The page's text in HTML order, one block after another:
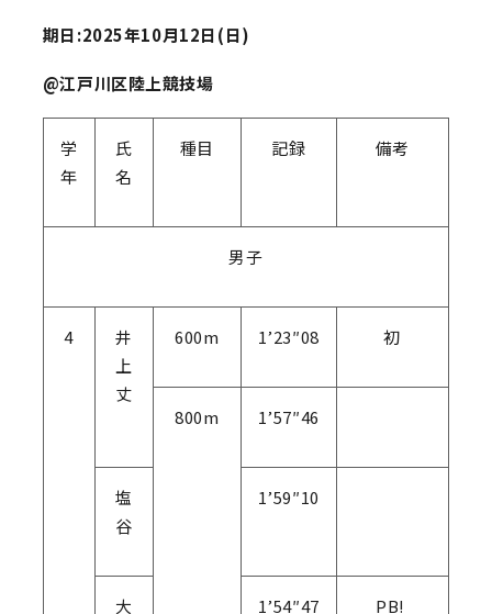
期日:2025年10月12日(日)
@江戸川区陸上競技場
学
年
氏
名
種目 記録 備考
男子
4
井
上
丈
600m 1’23″08 初
800m 1’57″46
塩
谷
1’59″10
大
1’54″47 PB!